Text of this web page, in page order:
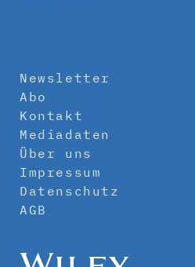
Newsletter
Abo
Kontakt
Mediadaten
Über uns
Impressum
Datenschutz
AGB